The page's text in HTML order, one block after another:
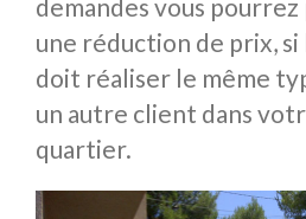
demandes vous
une réduction de prix,
doit réaliser le même
un autre client dans
quartier.